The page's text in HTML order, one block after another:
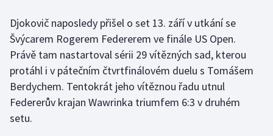
Florbal
Futsal
Golf
Gymnastika
Djokovič naposledy přišel o set 13. září v utkání se
Švýcarem Rogerem Federerem ve finále US Open.
Právě tam nastartoval sérii 29 vítězných sad, kterou
protáhl i v pátečním čtvrtfinálovém duelu s Tomášem
Berdychem. Tentokrát jeho vítěznou řadu utnul
Federerův krajan Wawrinka triumfem 6:3 v druhém
setu.